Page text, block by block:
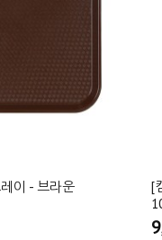
이 - 브라운
[